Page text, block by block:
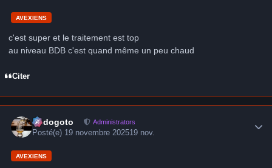
AVEXIENS
c'est super et le traitement est top
au niveau BDB c'est quand même un peu chaud
Citer
frédogoto Administrators
Posté(e) 19 novembre 202519 nov.
AVEXIENS